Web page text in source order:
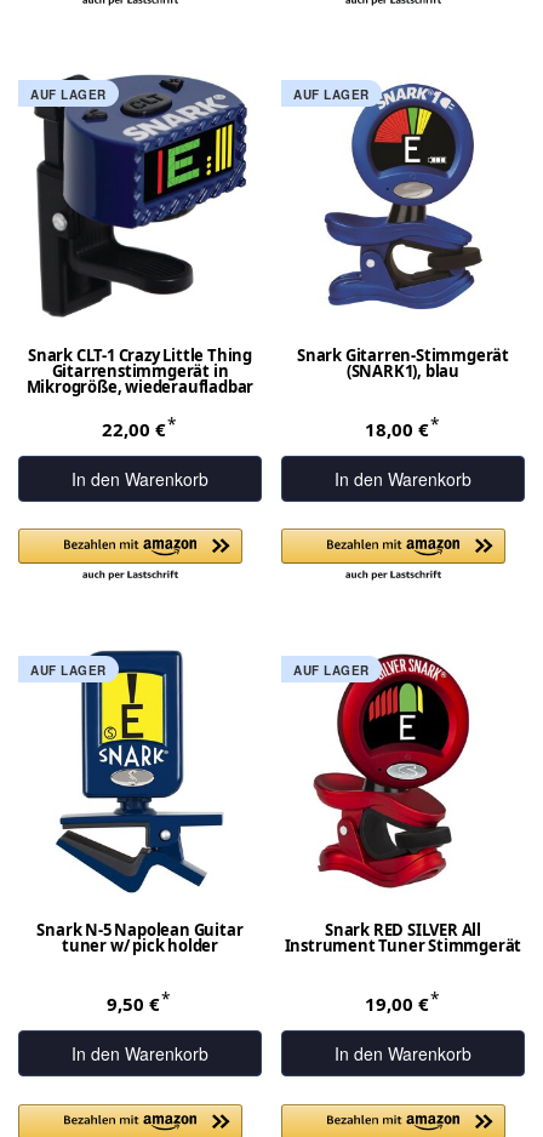
AUF LAGER
Snark CLT-1 Crazy Little Thing
Gitarrenstimmgerät in
Mikrogröße, wiederaufladbar
22,00 €*
In den Warenkorb
AUF LAGER
Snark Gitarren-Stimmgerät
(SNARK1), blau
18,00 €*
In den Warenkorb
AUF LAGER
Snark N-5 Napolean Guitar
tuner w/ pick holder
9,50 €*
In den Warenkorb
AUF LAGER
Snark RED SILVER All
Instrument Tuner Stimmgerät
19,00 €*
In den Warenkorb